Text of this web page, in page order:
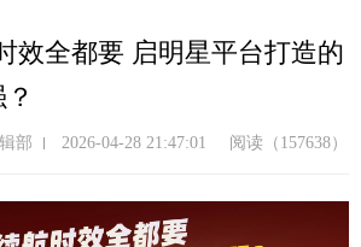
转
到
内
效全都要 启明星平台打造的
部 2026-04-28 21:47:01 阅读（157638）